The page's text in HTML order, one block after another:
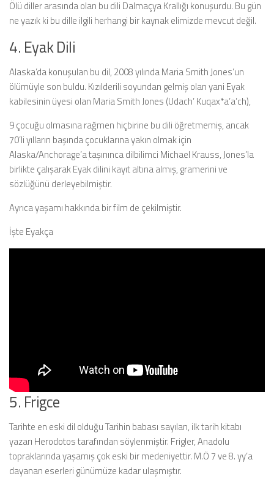
Ölü diller arasında olan bu dili Dalmaçya Krallığı konuşurdu. Bu gün
ne yazık ki bu dille ilgili herhangi bir kaynak elimizde mevcut değil.
4. Eyak Dili
Alaska’da konuşulan bu dil, 2008 yılında Maria Smith Jones’un
ölümüyle son buldu. Kızılderili soyundan gelmiş olan yani Eyak
kabilesinin üyesi olan Maria Smith Jones (Udach’ Kuqax*a’a’ch),
9 çocuğu olmasına rağmen hiçbirine bu dili öğretmemiş, ancak
70’li yılların başında çocuklarına yakın olmak için
Alaska/Anchorage’a taşınınca dilbilimci Michael Krauss, Jones’la
birlikte çalışarak Eyak dilini kayıt altına almış, gramerini ve
sözlüğünü derleyebilmiştir.
Ayrıca yaşamı hakkında bir film de çekilmiştir.
İşte Eyakça
5. Frigce
Tarihte en eski dil olduğu Tarihin babası sayılan, ilk tarih kitabı
yazarı Herodotos tarafından söylenmiştir. Frigler, Anadolu
topraklarında yaşamış çok eski bir medeniyettir. M.Ö 7 ve 8. yy’a
dayanan eserleri günümüze kadar ulaşmıştır.